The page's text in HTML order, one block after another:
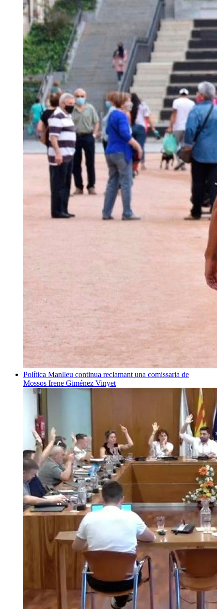
Política Manlleu continua reclamant una comissaria de
Mossos Irene Giménez Vinyet